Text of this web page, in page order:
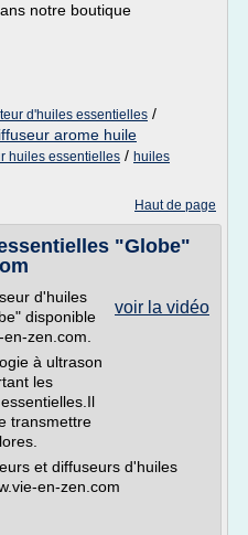
notre boutique
d'huiles essentielles /
arome huile
huiles essentielles / huiles
Haut de page
"Globe"
voir la vidéo
d'huiles
disponible
zen.com.
à ultrason
les
transmettre
et diffuseurs d'huiles
en-zen.com